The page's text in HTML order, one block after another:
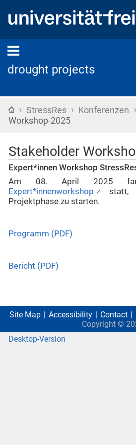
drought projects
Home
› StressRes › Konferenzen ›
Workshop-2025
Stakeholder
Expert*innen Workshop
Am 08. April 2025
Expert*innenworkshop
statt,
Projektphase zu starten.
Programm (PDF)
Bericht (PDF)
Site Map Accessibility Contact
Copyright ©
Desktop-Version